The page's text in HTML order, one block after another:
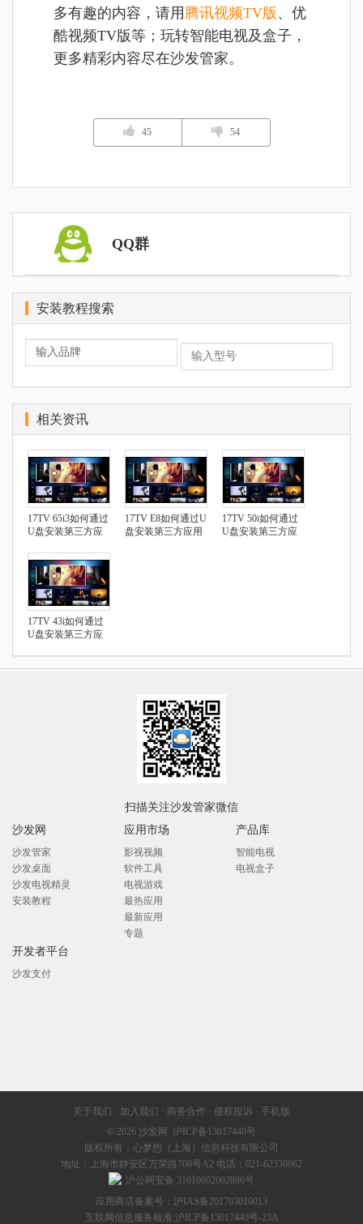
多有趣的内容，请用 腾讯视频TV版 、优
酷视频TV版等；玩转智能电视及盒子，
更多精彩内容尽在沙发管家。
45 54
QQ群
安装教程搜索
相关资讯
17TV 65i3如何通过
U盘安装第三方应
17TV E8如何通过U
盘安装第三方应用
17TV 50i如何通过
U盘安装第三方应
17TV 43i如何通过
U盘安装第三方应
扫描关注沙发管家微信
沙发网
沙发管家
沙发桌面
沙发电视精灵
安装教程
应用市场
影视视频
软件工具
电视游戏
最热应用
最新应用
专题
产品库
智能电视
电视盒子
开发者平台
沙发支付
关于我们 · 加入我们 · 商务合作 · 侵权投诉 · 手机版
© 2026 沙发网 沪ICP备13017440号
版权所有：心梦想（上海）信息科技有限公司
地址：上海市静安区万荣路700号A2 电话：021-62338062
沪公网安备 31010602002886号
应用商店备案号：沪IAS备201703010013
互联网信息服务核准:沪ICP备13017440号-23A